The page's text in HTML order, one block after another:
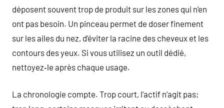
déposent souvent trop de produit sur les zones qui n’en
ont pas besoin. Un pinceau permet de doser finement
sur les ailes du nez, d’éviter la racine des cheveux et les
contours des yeux. Si vous utilisez un outil dédié,
nettoyez‑le après chaque usage.
La chronologie compte. Trop court, l’actif n’agit pas;